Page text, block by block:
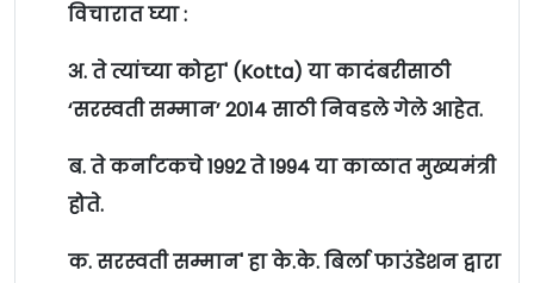
विचारात घ्या :
अ. ते त्यांच्या कोट्टा' (Kotta) या कादंबरीसाठी
‘सरस्वती सम्मान’ 2014 साठी निवडले गेले आहेत.
ब. ते कर्नाटकचे 1992 ते 1994 या काळात मुख्यमंत्री
होते.
क. सरस्वती सम्मान' हा के.के. बिर्ला फाउंडेशन द्वारा